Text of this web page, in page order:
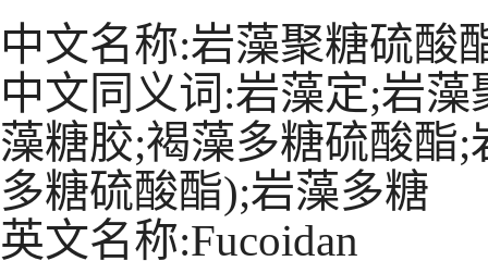
中文名称:岩藻聚糖硫酸
中文同义词:岩藻定;岩
藻糖胶;褐藻多糖硫酸酯
多糖硫酸酯);岩藻多糖
英文名称:Fucoidan